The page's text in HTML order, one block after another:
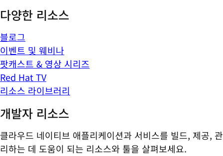
다양한 리소스
블로그
이벤트 및 웨비나
팟캐스트 & 영상 시리즈
Red Hat TV
리소스 라이브러리
개발자 리소스
클라우드 네이티브 애플리케이션과 서비스를 빌드, 제공, 관
리하는 데 도움이 되는 리소스와 툴을 살펴보세요.